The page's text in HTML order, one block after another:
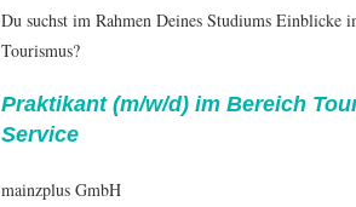
Du suchst im Rahmen Deines Studiums Einblicke
Tourismus?
Praktikant (m/w/d) im Bereich
Service
mainzplus GmbH